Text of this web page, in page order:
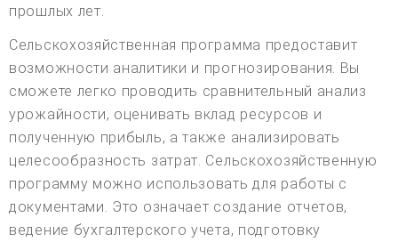
прошлых лет.
Сельскохозяйственная программа предоставит
возможности аналитики и прогнозирования. Вы
сможете легко проводить сравнительный анализ
урожайности, оценивать вклад ресурсов и
полученную прибыль, а также анализировать
целесообразность затрат. Сельскохозяйственную
программу можно использовать для работы с
документами. Это означает создание отчетов,
ведение бухгалтерского учета, подготовку